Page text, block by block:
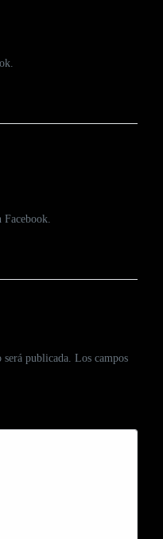
publicada. Los campos